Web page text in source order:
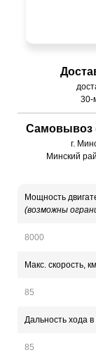
Мощность
(возможны
8000
Макс. скорость,
85
Дальность хода
85
г.
Минский
Самовывоз
30-